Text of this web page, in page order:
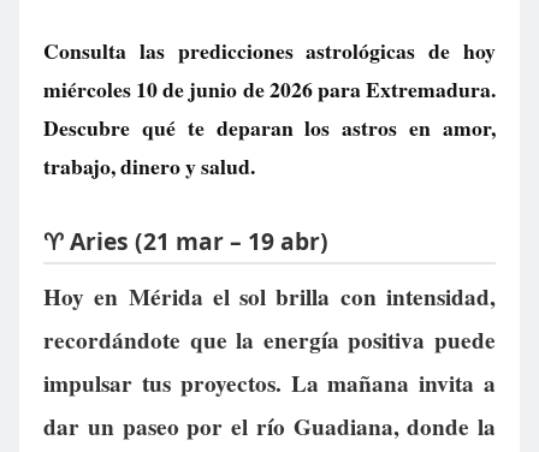
Consulta las predicciones astrológicas de hoy
miércoles 10 de junio de 2026 para Extremadura.
Descubre qué te deparan los astros en amor,
trabajo, dinero y salud.
♈ Aries (21 mar – 19 abr)
Hoy en Mérida el sol brilla con intensidad,
recordándote que la energía positiva puede
impulsar tus proyectos. La mañana invita a
dar un paseo por el río Guadiana, donde la